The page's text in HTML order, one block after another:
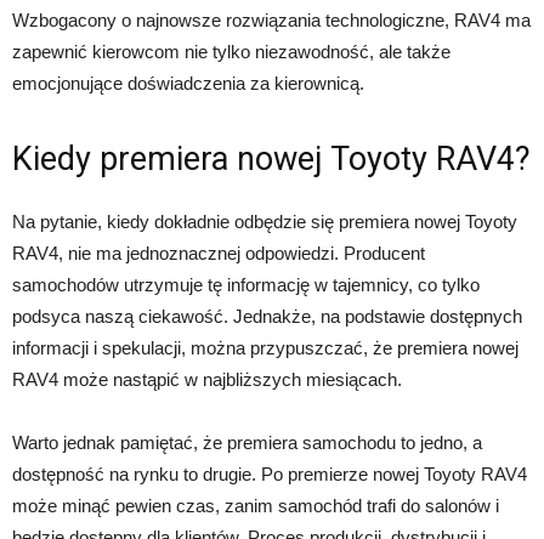
Wzbogacony o najnowsze rozwiązania technologiczne, RAV4 ma
zapewnić kierowcom nie tylko niezawodność, ale także
emocjonujące doświadczenia za kierownicą.
Kiedy premiera nowej Toyoty RAV4?
Na pytanie, kiedy dokładnie odbędzie się premiera nowej Toyoty
RAV4, nie ma jednoznacznej odpowiedzi. Producent
samochodów utrzymuje tę informację w tajemnicy, co tylko
podsyca naszą ciekawość. Jednakże, na podstawie dostępnych
informacji i spekulacji, można przypuszczać, że premiera nowej
RAV4 może nastąpić w najbliższych miesiącach.
Warto jednak pamiętać, że premiera samochodu to jedno, a
dostępność na rynku to drugie. Po premierze nowej Toyoty RAV4
może minąć pewien czas, zanim samochód trafi do salonów i